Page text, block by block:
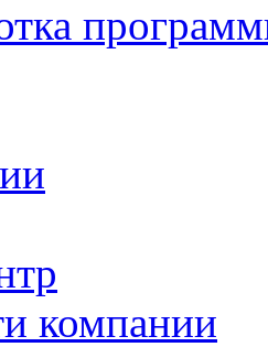
компании